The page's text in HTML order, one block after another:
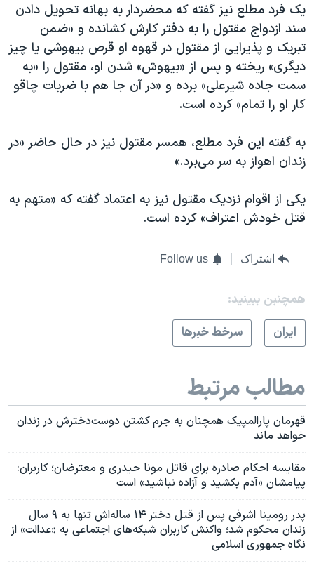
یک فرد مطلع نیز گفته که محضردار به بهانه تحویل دادن
سند ازدواج مقتول را به دفتر کارش کشانده و «ضمن
تبریک و پذیرایی از مقتول در قهوه او قرص بیهوشی یا چیز
دیگری» ریخته و پس از «بیهوش» شدن او، مقتول را «به
سمت جاده شیرعلی» برده و «در آن جا هم با ضربات چاقو
کار او را تمام» کرده است.
به گفته این فرد مطلع، همسر مقتول نیز در حال حاضر «در
زندان اهواز به سر می‌برد.»
یکی از اقوام نزدیک مقتول نیز به اعتماد گفته که «متهم به
قتل خودش اعتراف» کرده است.
اشتراک Follow us
همچنبن ببینید:
ايران
سرخط خبرها
مطالب مرتبط
قهرمان پارالمپیک همچنان به جرم کشتن دوست‌دخترش در زندان
خواهد ماند
مقایسه احکام صادره برای قاتل مونا حیدری و معترضان؛ کاربران:
پیامشان «آدم بکشید و آزاده نباشید» است
پدر رومینا اشرفی پس از قتل دختر ۱۴ ساله‌اش تنها به ۹ سال
زندان محکوم شد؛ واکنش کاربران شبکه‌های اجتماعی به «عدالت» از
نگاه جمهوری اسلامی